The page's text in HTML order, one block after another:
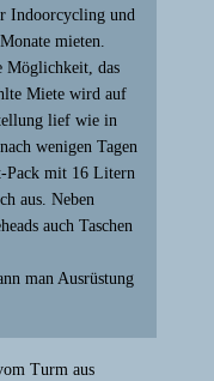
Indoorcycling und
mieten.
Möglichkeit, das
Miete wird auf
lief wie in
wenigen Tagen
Pack mit 16 Litern
aus. Neben
auch Taschen
man Ausrüstung
Turm aus